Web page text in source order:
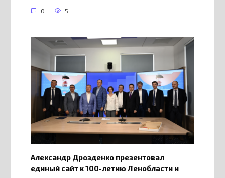
0 5
Александр Дрозденко презентовал
единый сайт к 100-летию Ленобласти и